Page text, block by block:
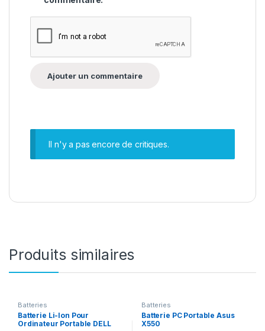
Il n'y a pas encore de critiques.
Produits similaires
Batteries
Batterie Li-Ion Pour
Ordinateur Portable DELL
Batteries
Batterie PC Portable Asus
X550